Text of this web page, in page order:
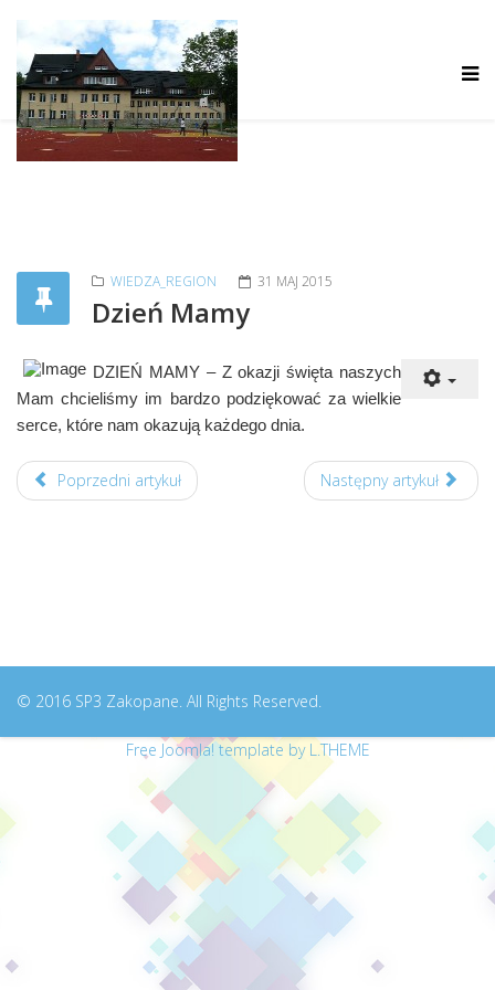
WIEDZA_REGION 31 MAJ 2015
Dzień Mamy
DZIEŃ MAMY – Z okazji święta naszych
Mam chcieliśmy im bardzo podziękować za wielkie
serce, które nam okazują każdego dnia.
Poprzedni artykuł Następny artykuł
© 2016 SP3 Zakopane. All Rights Reserved.
Free Joomla! template by L.THEME